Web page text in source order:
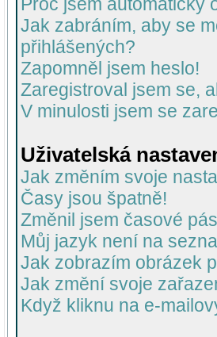
Jak zabráním, aby se
přihlášených?
Zapomněl jsem heslo!
Zaregistroval jsem se,
V minulosti jsem se
Uživatelská
Jak změním svoje
Časy jsou špatně!
Změnil jsem časové
Můj jazyk není na
Jak zobrazím obrázek
Jak změní svoje
Když kliknu na e-